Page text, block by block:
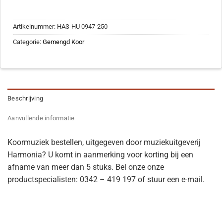
Artikelnummer: HAS-HU 0947-250
Categorie: Gemengd Koor
Beschrijving
Aanvullende informatie
Koormuziek bestellen, uitgegeven door muziekuitgeverij
Harmonia? U komt in aanmerking voor korting bij een
afname van meer dan 5 stuks. Bel onze onze
productspecialisten: 0342 – 419 197 of stuur een e-mail.